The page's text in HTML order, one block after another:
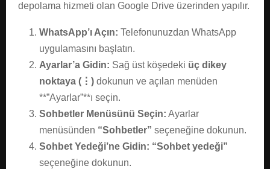
depolama hizmeti olan Google Drive üzerinden yapılır.
WhatsApp’ı Açın: Telefonunuzdan WhatsApp
uygulamasını başlatın.
Ayarlar’a Gidin: Sağ üst köşedeki üç dikey
noktaya (⋮) dokunun ve açılan menüden
**”Ayarlar”**ı seçin.
Sohbetler Menüsünü Seçin: Ayarlar
menüsünden “Sohbetler” seçeneğine dokunun.
Sohbet Yedeği’ne Gidin: “Sohbet yedeği”
seçeneğine dokunun.